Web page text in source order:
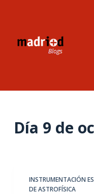
a
Día 9 de
INSTRUMENTACIÓN
DE ASTROFÍSICA